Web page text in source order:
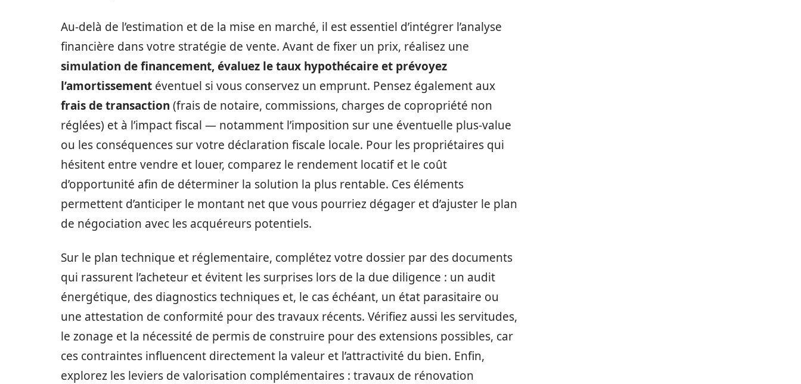
Au-delà de l’estimation et de la mise en marché, il est essentiel d’intégrer l’analyse
financière dans votre stratégie de vente. Avant de fixer un prix, réalisez une
simulation de financement, évaluez le taux hypothécaire et prévoyez
l’amortissement éventuel si vous conservez un emprunt. Pensez également aux
frais de transaction (frais de notaire, commissions, charges de copropriété non
réglées) et à l’impact fiscal — notamment l’imposition sur une éventuelle plus-value
ou les conséquences sur votre déclaration fiscale locale. Pour les propriétaires qui
hésitent entre vendre et louer, comparez le rendement locatif et le coût
d’opportunité afin de déterminer la solution la plus rentable. Ces éléments
permettent d’anticiper le montant net que vous pourriez dégager et d’ajuster le plan
de négociation avec les acquéreurs potentiels.
Sur le plan technique et réglementaire, complétez votre dossier par des documents
qui rassurent l’acheteur et évitent les surprises lors de la due diligence : un audit
énergétique, des diagnostics techniques et, le cas échéant, un état parasitaire ou
une attestation de conformité pour des travaux récents. Vérifiez aussi les servitudes,
le zonage et la nécessité de permis de construire pour des extensions possibles, car
ces contraintes influencent directement la valeur et l’attractivité du bien. Enfin,
explorez les leviers de valorisation complémentaires : travaux de rénovation